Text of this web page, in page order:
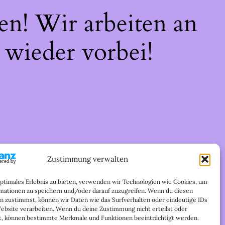
Zustimmung verwalten
Erlebnis zu bieten, verwenden wir Technologien wie Cookies, um
zu speichern und/oder darauf zuzugreifen. Wenn du diesen
zustimmst, können wir Daten wie das Surfverhalten oder eindeutige IDs
verarbeiten. Wenn du deine Zustimmung nicht erteilst oder
können bestimmte Merkmale und Funktionen beeinträchtigt werden.
Wir arbeiten an
vorbei!